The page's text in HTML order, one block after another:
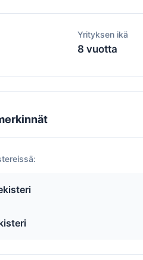
Yrityksen ikä
8 vuotta